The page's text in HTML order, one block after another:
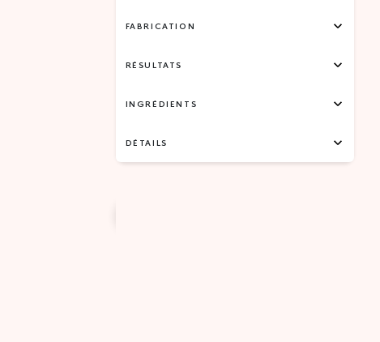
FABRICATION
RÉSULTATS
INGRÉDIENTS
DÉTAILS